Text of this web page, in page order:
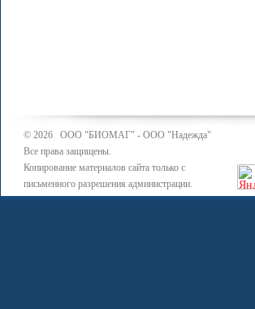
© 2026 ООО "БИОМАГ" - ООО "Надежда"
Все права защищены.
Копирование материалов сайта только с
письменного разрешения администрации.